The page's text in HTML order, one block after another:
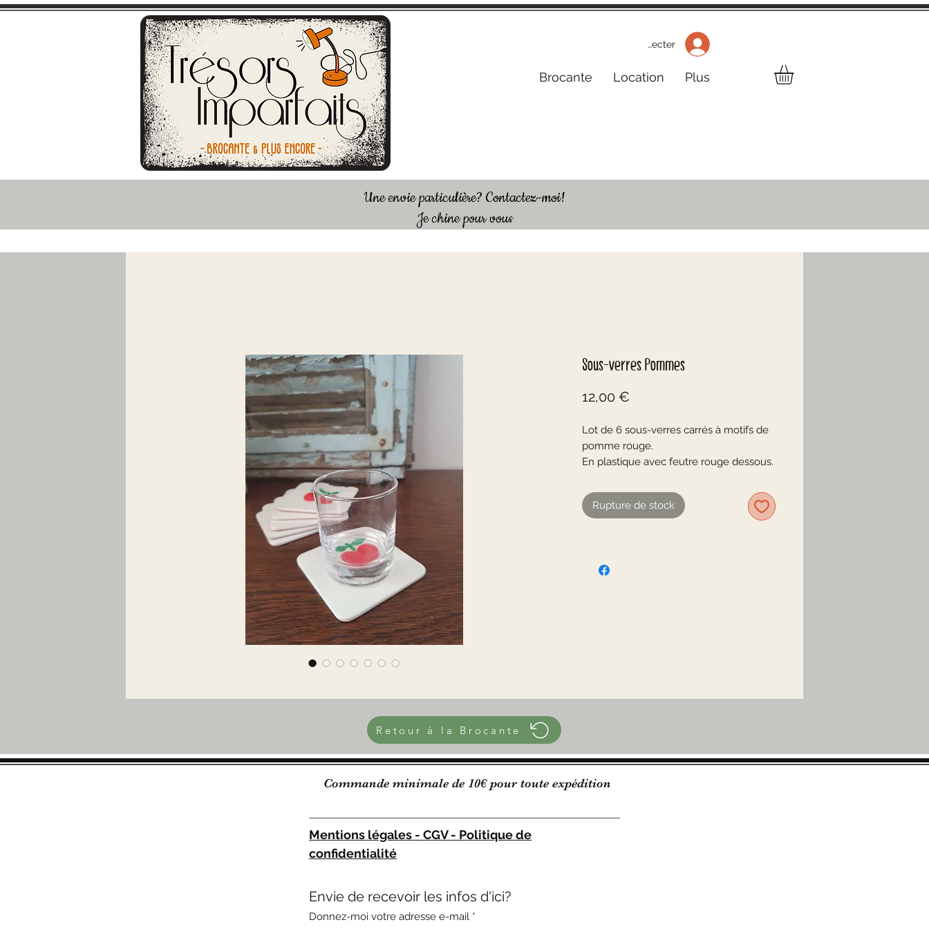
S'inscrire / Se connecter
Brocante Location Plus
Une envie particulière? Contactez-moi!
Je chine pour vous
Sous-verres Pommes
12,00 €
Lot de 6 sous-verres carrés à motifs de
pomme rouge.
En plastique avec feutre rouge dessous.
☆
En très bon état
290 g les 6
Rupture de stock
Retour à la Brocante
Commande minimale de 10€ pour toute expédition
Mentions légales - CGV - Politique de
confidentialité
Envie de recevoir les infos d'ici?
Donnez-moi votre adresse e-mail